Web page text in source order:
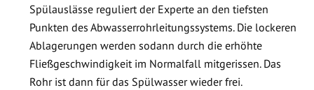
Spülauslässe reguliert der Experte an den tiefsten
Punkten des Abwasserrohrleitungssystems. Die lockeren
Ablagerungen werden sodann durch die erhöhte
Fließgeschwindigkeit im Normalfall mitgerissen. Das
Rohr ist dann für das Spülwasser wieder frei.